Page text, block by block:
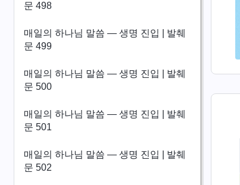
문 498
매일의 하나님 말씀 ― 생명 진입 | 발췌
문 499
매일의 하나님 말씀 ― 생명 진입 | 발췌
문 500
매일의 하나님 말씀 ― 생명 진입 | 발췌
문 501
매일의 하나님 말씀 ― 생명 진입 | 발췌
문 502